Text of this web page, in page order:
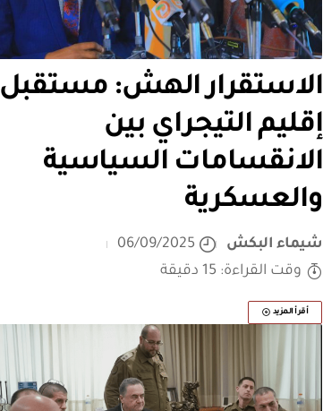
الاستقرار الهش: مستقبل
إقليم التيجراي بين
الانقسامات السياسية
والعسكرية
شيماء البكش
06/09/2025
وقت القراءة: 15 دقيقة
أقرأ المزيد